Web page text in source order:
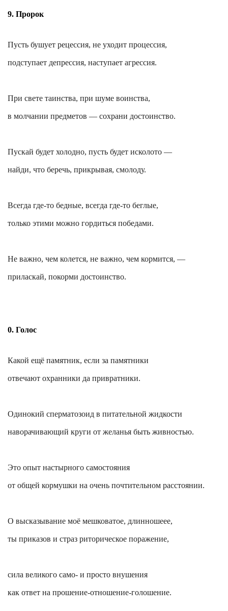
9. Пророк
Пусть бушует рецессия, не уходит процессия,
подступает депрессия, наступает агрессия.
При свете таинства, при шуме воинства,
в молчании предметов — сохрани достоинство.
Пускай будет холодно, пусть будет исколото —
найди, что беречь, прикрывая, смолоду.
Всегда где-то бедные, всегда где-то беглые,
только этими можно гордиться победами.
Не важно, чем колется, не важно, чем кормится, —
приласкай, покорми достоинство.
0. Голос
Какой ещё памятник, если за памятники
отвечают охранники да привратники.
Одинокий сперматозоид в питательной жидкости
наворачивающий круги от желанья быть живностью.
Это опыт настырного самостояния
от общей кормушки на очень почтительном расстоянии.
О высказывание моё мешковатое, длинношеее,
ты приказов и страз риторическое поражение,
сила великого само- и просто внушения
как ответ на прошение-отношение-голошение.